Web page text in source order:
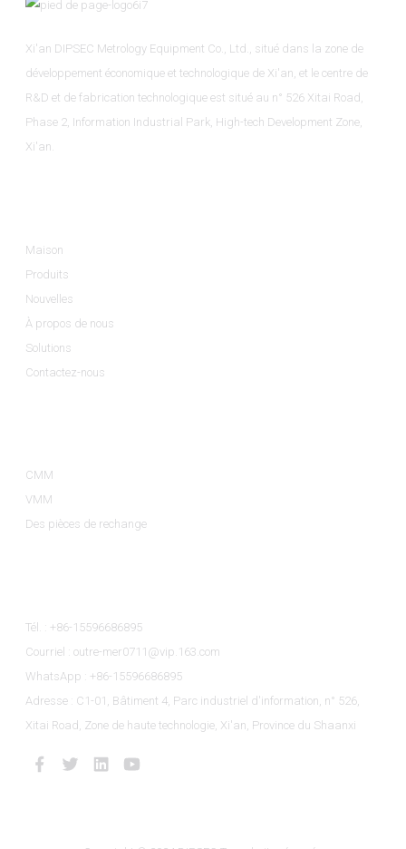
Xi'an DIPSEC Metrology Equipment Co., Ltd., situé dans la zone de
développement économique et technologique de Xi'an, et le centre de
R&D et de fabrication technologique est situé au n° 526 Xitai Road,
Phase 2, Information Industrial Park, High-tech Development Zone,
Xi'an.
Maison
Produits
Nouvelles
À propos de nous
Solutions
Contactez-nous
CMM
VMM
Des pièces de rechange
Tél. : +86-15596686895
Courriel : outre-mer0711@vip.163.com
WhatsApp : +86-15596686895
Adresse : C1-01, Bâtiment 4, Parc industriel d'information, n° 526,
Xitai Road, Zone de haute technologie, Xi'an, Province du Shaanxi